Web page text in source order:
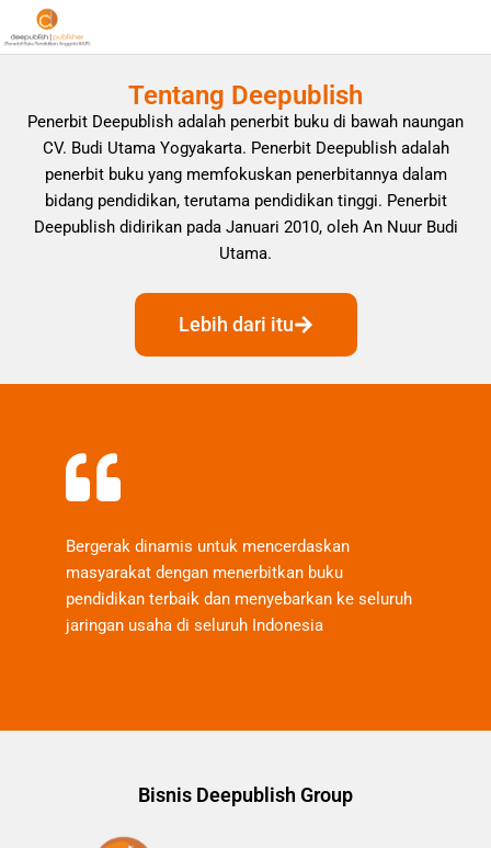
Tentang Deepublish
Penerbit Deepublish adalah penerbit buku di bawah naungan
CV. Budi Utama Yogyakarta. Penerbit Deepublish adalah
penerbit buku yang memfokuskan penerbitannya dalam
bidang pendidikan, terutama pendidikan tinggi. Penerbit
Deepublish didirikan pada Januari 2010, oleh An Nuur Budi
Utama.
Lebih dari itu
Bergerak dinamis untuk mencerdaskan
masyarakat dengan menerbitkan buku
pendidikan terbaik dan menyebarkan ke seluruh
jaringan usaha di seluruh Indonesia
Bisnis Deepublish Group